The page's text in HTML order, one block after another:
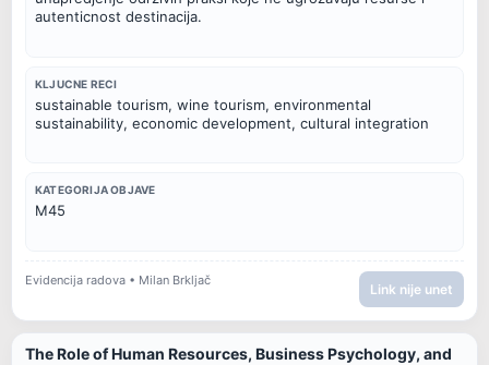
autenticnost destinacija.
KLJUCNE RECI
sustainable tourism, wine tourism, environmental
sustainability, economic development, cultural integration
KATEGORIJA OBJAVE
M45
Evidencija radova • Milan Brkljač
Link nije unet
The Role of Human Resources, Business Psychology, and